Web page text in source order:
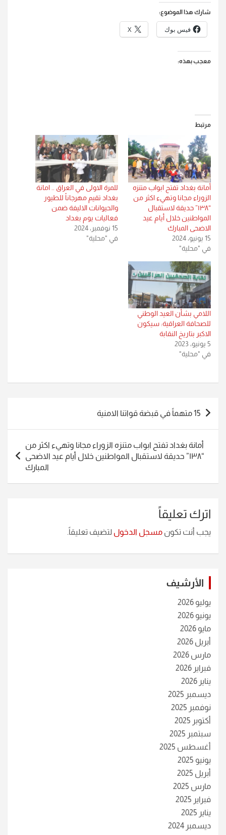
شارك هذا الموضوع:
فيس بوك X
معجب بهذه:
مرتبط
أمانة بغداد تفتح ابواب متنزه
الزوراء مجانا وتهيء اكثر من
“١٣٨” حديقة لاستقبال
المواطنين خلال أيام عيد
الاضحى المبارك
15 يونيو، 2024
في "محلية"
للمرة الاولى في العراق .. امانة
بغداد تقيم مهرجاناً للطيور
والحيوانات الاليفة ضمن
فعاليات يوم بغداد
15 نوفمبر، 2024
في "محلية"
اللامي بشأن العيد الوطني
للصحافة العراقية: سيكون
الاكبر بتاريخ النقابة
5 يونيو، 2023
في "محلية"
تصفّح
15 متهماً في قبضة قواتنا الامنية
أمانة بغداد تفتح ابواب متنزه الزوراء مجانا وتهيء اكثر من
“١٣٨” حديقة لاستقبال المواطنين خلال أيام عيد الاضحى
المبارك
اترك تعليقاً
يجب أنت تكون مسجل الدخول لتضيف تعليقاً.
الأرشيف
يوليو 2026
يونيو 2026
مايو 2026
أبريل 2026
مارس 2026
فبراير 2026
يناير 2026
ديسمبر 2025
نوفمبر 2025
أكتوبر 2025
سبتمبر 2025
أغسطس 2025
يونيو 2025
أبريل 2025
مارس 2025
فبراير 2025
يناير 2025
ديسمبر 2024